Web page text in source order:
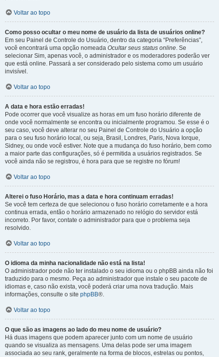
Voltar ao topo
Como posso ocultar o meu nome de usuário da lista de usuários online?
Em seu Painel de Controle do Usuário, dentro da categoria “Preferências”,
você encontrará uma opção nomeada Ocultar seus status online. Se
selecionar Sim, apenas você, o administrador e os moderadores poderão ver
que está online. Passará a ser considerado pelo sistema como um usuário
invisível.
Voltar ao topo
A data e hora estão erradas!
Pode ocorrer que você visualize as horas em um fuso horário diferente de
onde você normalmente se encontra ou inicialmente programou. Se esse é o
seu caso, você deve alterar no seu Painel de Controle do Usuário a opção
para o seu fuso horário local, ou seja, Brasil, Londres, Paris, Nova Iorque,
Sidney, ou onde você estiver. Note que a mudança do fuso horário, bem como
a maior parte das configurações, só é permitida a usuários registrados. Se
você ainda não se registrou, é hora para que se registre no fórum!
Voltar ao topo
Alterei o fuso Horário, mas a data e hora continuam erradas!
Se você tem certeza de que selecionou o fuso horário corretamente e a hora
continua errada, então o horário armazenado no relógio do servidor está
incorreto. Por favor, contate o administrador para que o problema seja
resolvido.
Voltar ao topo
O idioma da minha nacionalidade não está na lista!
O administrador pode não ter instalado o seu idioma ou o phpBB ainda não foi
traduzido para o mesmo. Peça ao administrador que instale o seu pacote de
idiomas e, caso não exista, você poderá criar uma nova tradução. Mais
informações, consulte o site phpBB®.
Voltar ao topo
O que são as imagens ao lado do meu nome de usuário?
Há duas imagens que podem aparecer junto com um nome de usuário
quando se visualiza as mensagens. Uma delas pode ser uma imagem
associada ao seu rank, geralmente na forma de blocos, estrelas ou pontos,